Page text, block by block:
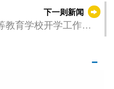
下一则新闻
教育学校开学工作会